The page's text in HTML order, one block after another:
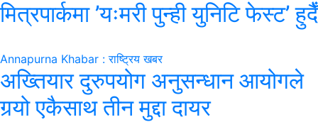
मित्रपार्कमा ’यःमरी पुन्ही युनिटि फेस्ट’ हुदैँ
Annapurna Khabar : राष्ट्रिय खबर
अख्तियार दुरुपयोग अनुसन्धान आयोगले
गर्‍यो एकैसाथ तीन मुद्दा दायर